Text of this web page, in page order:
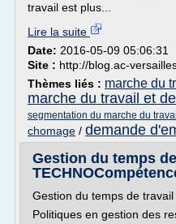
travail est plus...
Lire la suite
Date: 2016-05-09 05:06:31
Site : http://blog.ac-
Thèmes liés : marche du
marche du travail et
segmentation du marche du travail
chomage / demande
Gestion du temps de
Gestion du temps de travail
Politiques en gestion des